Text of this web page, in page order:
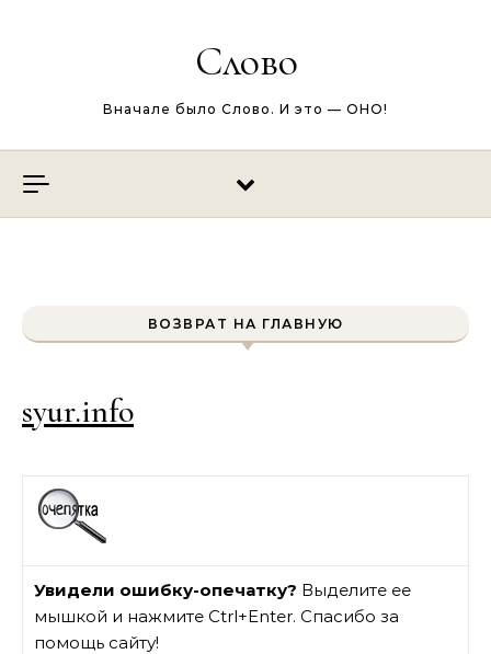
Слово
Вначале было Слово. И это — ОНО!
ВОЗВРАТ НА ГЛАВНУЮ
syur.info
Увидели ошибку-опечатку? Выделите ее
мышкой и нажмите Ctrl+Enter. Спасибо за
помощь сайту!